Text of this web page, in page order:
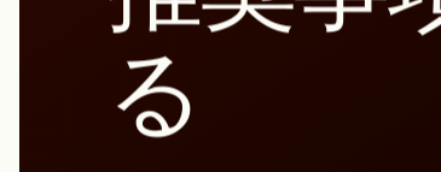
る